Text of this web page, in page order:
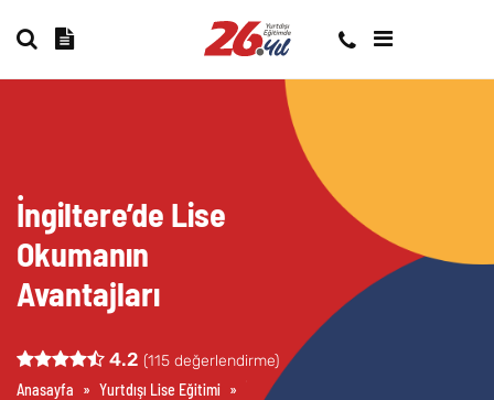
İngiltere’de Lise
Okumanın
Avantajları
4.2 (115 değerlendirme)
Anasayfa » Yurtdışı Lise Eğitimi » İngiltere’de Lise Okumak